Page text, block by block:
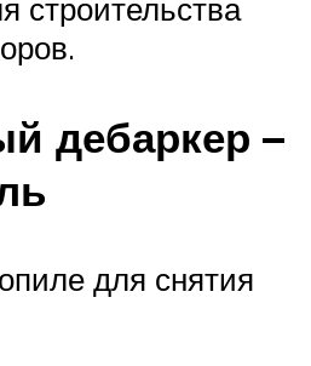
строительства
дебаркер –
для снятия